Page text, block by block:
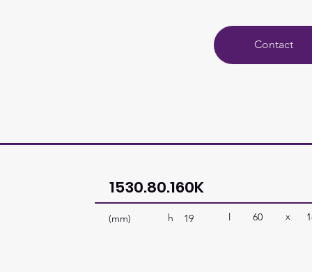
Contact
1530.80.160K
(mm) 19
h 60 x